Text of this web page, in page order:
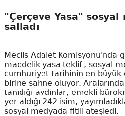
"Çerçeve Yasa" sosyal
salladı
Meclis Adalet Komisyonu'nda
maddelik yasa teklifi, sosyal
cumhuriyet tarihinin en büyük
birine sahne oluyor.
tanıdığı aydınlar, emekli
yer aldığı 242 isim,
sosyal medyada fitili ateşledi.